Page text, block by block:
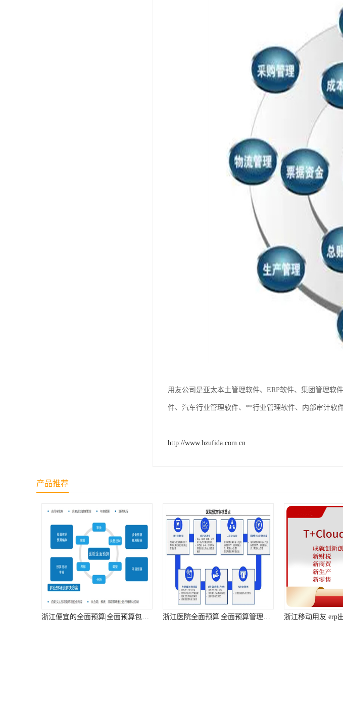
用友公司是亚太本土管理软件、ERP软件、集团管理软
件、汽车行业管理软件、**行业管理软件、内部审计软
http://www.hzufida.com.cn
产品推荐
浙江医院全面预算|全面预算管理系统|全面预算解决方案 浙江移动用友 erp出货管理系统 --用友浙江服务中心